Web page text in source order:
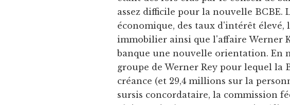
assez difficile pour la nouvelle BCBE.
économique, des taux d'intérêt
immobilier ainsi que l'affaire Werner
banque une nouvelle orientation. En
groupe de Werner Rey pour lequel la
créance (et 29,4 millions sur la
sursis concordataire, la commission